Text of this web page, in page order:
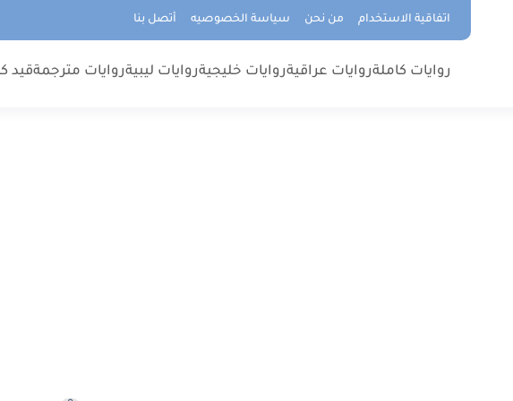
اتفاقية الاستخدام من نحن سياسة الخصوصيه أتصل بنا
روايات كاملةروايات عراقيةروايات خليجيةروايات ليبيةروايات مترجمةقيد